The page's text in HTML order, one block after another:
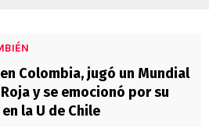
Colombia, jugó un Mundial
y se emocionó por su
la U de Chile